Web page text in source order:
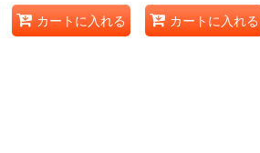
カートに入れる カートに入れる